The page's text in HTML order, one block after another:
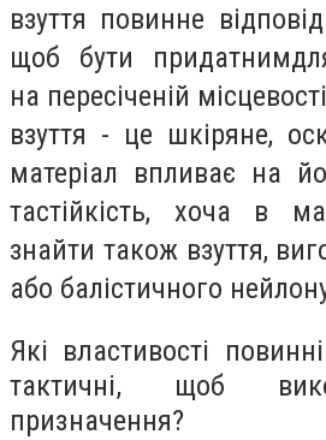
взуття повинне
щоб бути придатним
на пересіченій
взуття - це шкіряне,
матеріал впливає на
тастійкість, хоча в
знайти також взуття,
або балістичного
Які властивості
тактичні, щоб
призначення?